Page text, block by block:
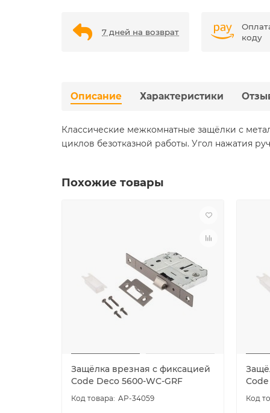
7 дней на возврат
коду
Описание Характеристики
Классические межкомнатные защёлки с
циклов безотказной работы. Угол нажатия
Похожие товары
Защёлка врезная с фиксацией
Code Deco 5600-WC-GRF
AP-34059